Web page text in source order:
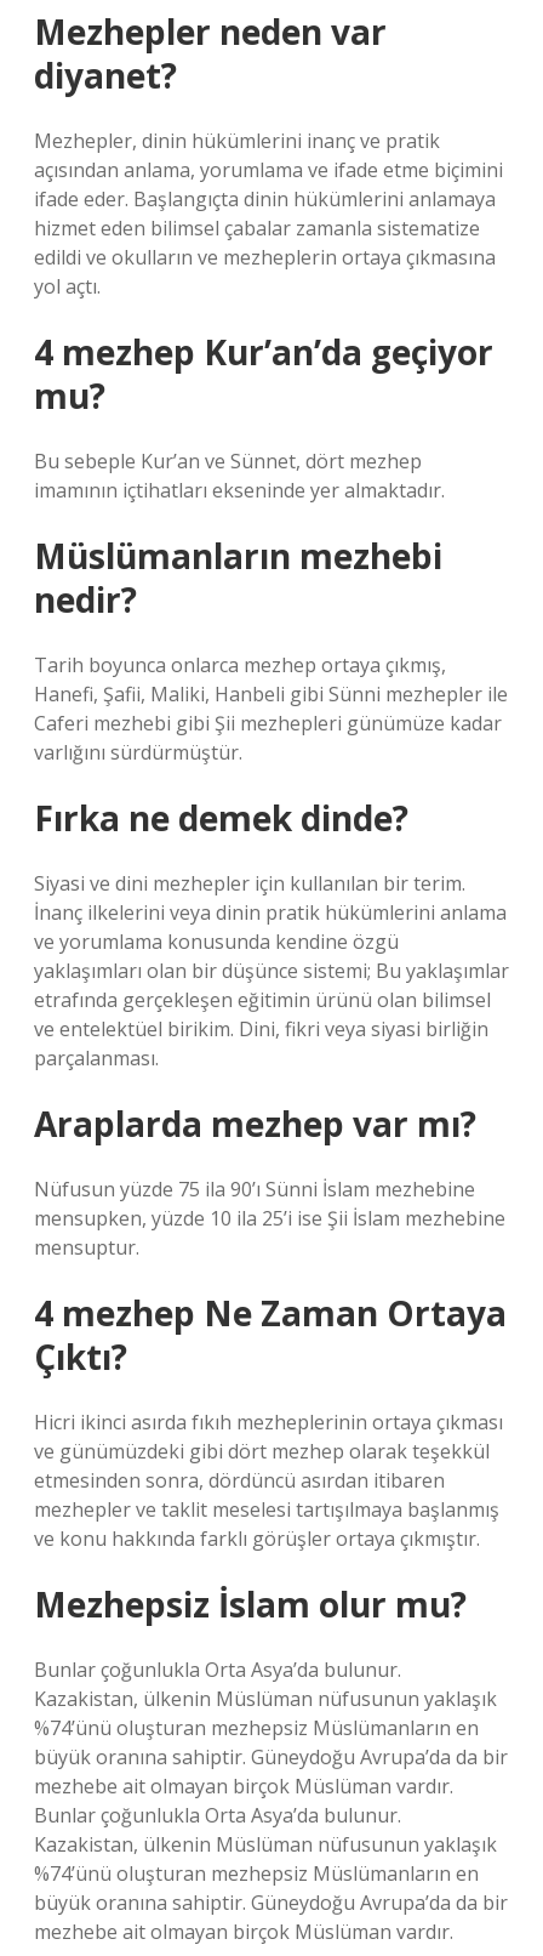
Mezhepler neden var
diyanet?
Mezhepler, dinin hükümlerini inanç ve pratik
açısından anlama, yorumlama ve ifade etme biçimini
ifade eder. Başlangıçta dinin hükümlerini anlamaya
hizmet eden bilimsel çabalar zamanla sistematize
edildi ve okulların ve mezheplerin ortaya çıkmasına
yol açtı.
4 mezhep Kur’an’da geçiyor
mu?
Bu sebeple Kur’an ve Sünnet, dört mezhep
imamının içtihatları ekseninde yer almaktadır.
Müslümanların mezhebi
nedir?
Tarih boyunca onlarca mezhep ortaya çıkmış,
Hanefi, Şafii, Maliki, Hanbeli gibi Sünni mezhepler ile
Caferi mezhebi gibi Şii mezhepleri günümüze kadar
varlığını sürdürmüştür.
Fırka ne demek dinde?
Siyasi ve dini mezhepler için kullanılan bir terim.
İnanç ilkelerini veya dinin pratik hükümlerini anlama
ve yorumlama konusunda kendine özgü
yaklaşımları olan bir düşünce sistemi; Bu yaklaşımlar
etrafında gerçekleşen eğitimin ürünü olan bilimsel
ve entelektüel birikim. Dini, fikri veya siyasi birliğin
parçalanması.
Araplarda mezhep var mı?
Nüfusun yüzde 75 ila 90’ı Sünni İslam mezhebine
mensupken, yüzde 10 ila 25’i ise Şii İslam mezhebine
mensuptur.
4 mezhep Ne Zaman Ortaya
Çıktı?
Hicri ikinci asırda fıkıh mezheplerinin ortaya çıkması
ve günümüzdeki gibi dört mezhep olarak teşekkül
etmesinden sonra, dördüncü asırdan itibaren
mezhepler ve taklit meselesi tartışılmaya başlanmış
ve konu hakkında farklı görüşler ortaya çıkmıştır.
Mezhepsiz İslam olur mu?
Bunlar çoğunlukla Orta Asya’da bulunur.
Kazakistan, ülkenin Müslüman nüfusunun yaklaşık
%74’ünü oluşturan mezhepsiz Müslümanların en
büyük oranına sahiptir. Güneydoğu Avrupa’da da bir
mezhebe ait olmayan birçok Müslüman vardır.
Bunlar çoğunlukla Orta Asya’da bulunur.
Kazakistan, ülkenin Müslüman nüfusunun yaklaşık
%74’ünü oluşturan mezhepsiz Müslümanların en
büyük oranına sahiptir. Güneydoğu Avrupa’da da bir
mezhebe ait olmayan birçok Müslüman vardır.